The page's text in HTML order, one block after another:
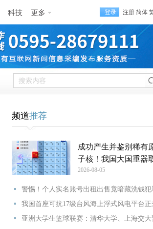
科技 更多 登录 注册 简体
频道推荐
成功产生并鉴别稀有
子核！我国大国重器
2026-08-05
警惕！个人实名账号出租出售竟暗藏洗钱犯
我国首座可抗17级台风海上浮式风电平台正
亚洲大学生篮球联赛：清华大学、上海交大